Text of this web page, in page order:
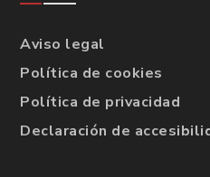
Aviso legal
Política de cookies
Política de privacidad
Declaración de